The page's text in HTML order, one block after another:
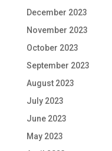
December 2023
November 2023
October 2023
September 2023
August 2023
July 2023
June 2023
May 2023